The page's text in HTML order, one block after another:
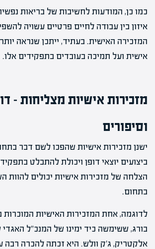
כמו כן, המודעות לחשיבות של בריאות
איזון בין עבודה לחיים פרטיים עשויה
המזכירה האישית. בעתיד, ייתכן שנראה
אישית ועל תמיכה בעובדים בתפקידים אלו.
מזכירות אישיות מצליחות –
וסיפורים
ישנן מזכירות אישיות שהפכו לשם דבר
ביצועים יוצאי דופן ויכולת להתבלט
הצלחה של מזכירות אישיות יכולים להוות
בתחום.
לדוגמה, אחת המזכירות האישיות המוכרות
בורג, ששימשה כיד ימינו של המנכ"ל האגדי
אלקטריק, ג'ק וולש. היא זכתה להכרה רבה